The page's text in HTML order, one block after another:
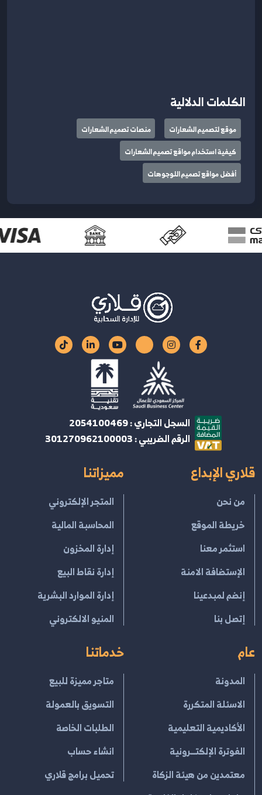
الكلمات الدلالية
موقع لتصميم الشعارات
منصات تصميم الشعارات
كيفية استخدام مواقع تصميم الشعارات
أفضل مواقع تصميم اللوجوهات
السجل التجاري : 2054100469
الرقم الضريبي : 301270962100003
قلاري الإبداع
من نحن
خريطة الموقع
استثمر معنا
الإستضافة الامنة
إنضم لمبدعينا
إتصل بنا
مميزاتنا
المتجر الإلكتروني
المحاسبة المالية
إدارة المخزون
إدارة نقاط البيع
إدارة الموارد البشرية
المنيو الالكتروني
عام
المدونة
الاسئلة المتكررة
الأكاديمية التعليمية
الفوترة الإلكتــرونية
معتمدين من هيئة الزكاة
خدماتنا
متاجر مميزة للبيع
التسويق بالعمولة
الطلبات الخاصة
انشاء حساب
تحميل برامج قلاري